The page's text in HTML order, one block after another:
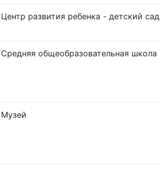
Центр развития ребенка - детский сад
Средняя общеобразовательная школа
Музей